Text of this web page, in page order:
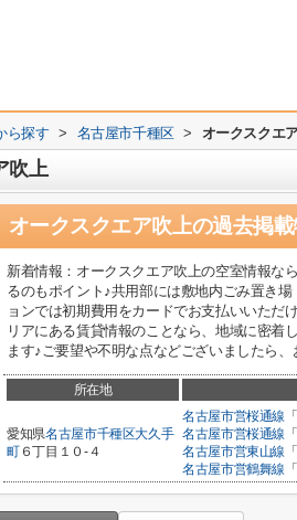
ら探す > 名古屋市千種区 > オークスクエ
吹上
オークスクエア吹上の過去掲
新着情報：オークスクエア吹上の空室情報な
るのもポイント♪共用部には敷地内ごみ置き
ョンでは初期費用をカードでお支払いいただ
リアにある賃貸情報のことなら、地域に密着
ます♪ご要望や不明な点などございましたら
所在地
愛知県名古屋市千種区大久手
町６丁目１０-４
名古屋市営桜通線 「
名古屋市営桜通線 「
名古屋市営東山線 「
名古屋市営鶴舞線 「